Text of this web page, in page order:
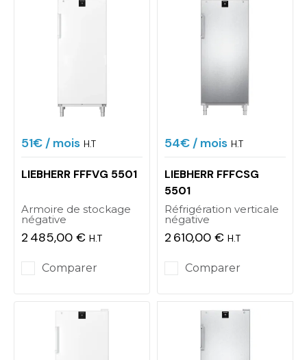
51€/ mois H.T
LIEBHERR FFFVG 5501
Armoire de stockage
négative
2 485,00 € H.T
Comparer
54€/ mois H.T
LIEBHERR FFFCSG
5501
Réfrigération verticale
négative
2 610,00 € H.T
Comparer